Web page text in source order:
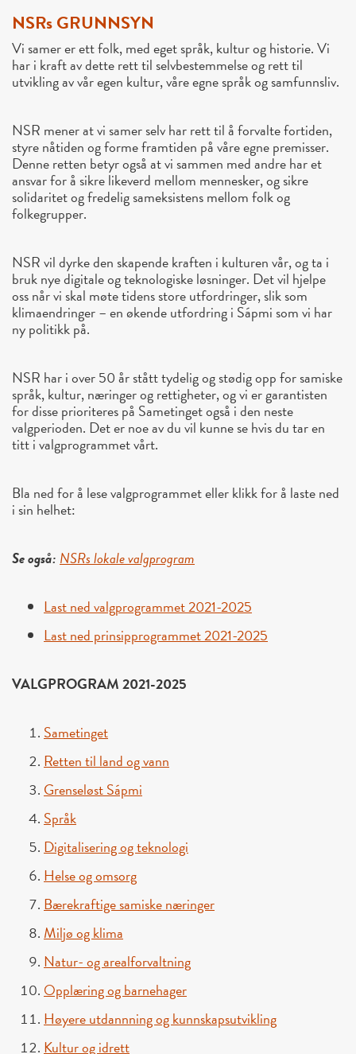
NSRs GRUNNSYN
Vi samer er ett folk, med eget språk, kultur og historie. Vi
har i kraft av dette rett til selvbestemmelse og rett til
utvikling av vår egen kultur, våre egne språk og samfunnsliv.
NSR mener at vi samer selv har rett til å forvalte fortiden,
styre nåtiden og forme framtiden på våre egne premisser.
Denne retten betyr også at vi sammen med andre har et
ansvar for å sikre likeverd mellom mennesker, og sikre
solidaritet og fredelig sameksistens mellom folk og
folkegrupper.
NSR vil dyrke den skapende kraften i kulturen vår, og ta i
bruk nye digitale og teknologiske løsninger. Det vil hjelpe
oss når vi skal møte tidens store utfordringer, slik som
klimaendringer – en økende utfordring i Sápmi som vi har
ny politikk på.
NSR har i over 50 år stått tydelig og stødig opp for samiske
språk, kultur, næringer og rettigheter, og vi er garantisten
for disse prioriteres på Sametinget også i den neste
valgperioden. Det er noe av du vil kunne se hvis du tar en
titt i valgprogrammet vårt.
Bla ned for å lese valgprogrammet eller klikk for å laste ned
i sin helhet:
Se også: NSRs lokale valgprogram
Last ned valgprogrammet 2021-2025
Last ned prinsipprogrammet 2021-2025
VALGPROGRAM 2021-2025
Sametinget
Retten til land og vann
Grenseløst Sápmi
Språk
Digitalisering og teknologi
Helse og omsorg
Bærekraftige samiske næringer
Miljø og klima
Natur- og arealforvaltning
Opplæring og barnehager
Høyere utdannning og kunnskapsutvikling
Kultur og idrett